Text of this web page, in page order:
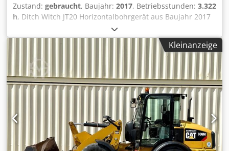
Zustand: gebraucht, Baujahr: 2017, Betriebsstunden: 3.322
h, Ditch Witch JT20 Horizontalbohrgerät aus Baujahr 2017
mit 3.322 Stunden ! Inkl. Bohrgestänge & Bohrkopf ! ----*
Hersteller: Ditch Witch * Typ: JT20 * Baujahr: 2017 *
Modelljahr: 2018 * Abgelesene Betriebsstunden: ca. 3.322
* Letzte Inspektion / Service im Februar 2026 * Deutsche
Maschine * Inkl. Bohrgestänge (siehe Fotos) * Inkl. 1 x
Bohrkopf (siehe Fotos) * Funkfernbedienung * Diverse
Service Nachweise vorhanden!! * Gute Gummiketten *
Guter Zustand !! * Video auf Anfrage * Preis: 79.900 Euro,
netto + 19% MwSt. ----Für weitere Fragen bitte anrufen: For
more question please call: Erik Kortum: Whats App
Credozq Agrjpfx Amujf ?Alle Angaben ohne Gewähr und
Garantie, Irrtümer und Zwischenverkauf vorbehalten. ?
Kleinanzeige